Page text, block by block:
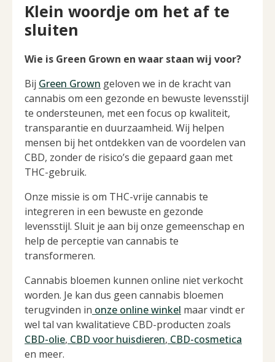
Klein woordje om het af te
sluiten
Wie is Green Grown en waar staan wij voor?
Bij Green Grown geloven we in de kracht van
cannabis om een gezonde en bewuste levensstijl
te ondersteunen, met een focus op kwaliteit,
transparantie en duurzaamheid. Wij helpen
mensen bij het ontdekken van de voordelen van
CBD, zonder de risico’s die gepaard gaan met
THC-gebruik.
Onze missie is om THC-vrije cannabis te
integreren in een bewuste en gezonde
levensstijl. Sluit je aan bij onze gemeenschap en
help de perceptie van cannabis te
transformeren.
Cannabis bloemen kunnen online niet verkocht
worden. Je kan dus geen cannabis bloemen
terugvinden in onze online winkel maar vindt er
wel tal van kwalitatieve CBD-producten zoals
CBD-olie, CBD voor huisdieren, CBD-cosmetica
en meer.